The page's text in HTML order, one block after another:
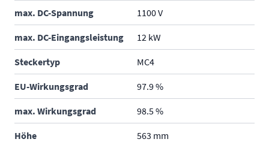
max. DC-Spannung 1100 V
max. DC-Eingangsleistung 12 kW
Steckertyp MC4
EU-Wirkungsgrad 97.9 %
max. Wirkungsgrad 98.5 %
Höhe 563 mm